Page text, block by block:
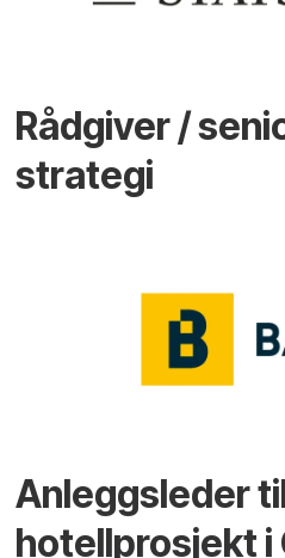
Rådgiver /
strategi
Anleggsleder
hotellprosjekt i